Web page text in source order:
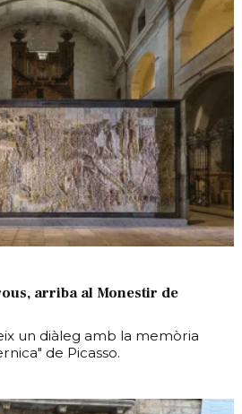
arriba al Monestir de
un diàleg amb la memòria
de Picasso.